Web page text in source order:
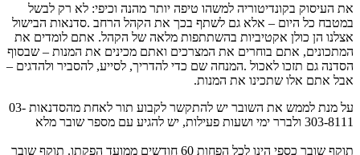
את העיסוק בקונדיטוריה למשהו טיפה יותר מהנה וכיפי: לא רק לבשל
במטבח כל היום – אלא גם לשתף בכך את הקהל הרחב .סדנאות הבישול
אצלנו הן כולן אקטיביות בהשתתפות מלאה של הקהל. אתם לומדים את
המתכונים, אתם בוחרים את המצרכים ואתם מכינים את המנות – שבסוף
הסדנה גם תזכו לאכול .המנחה שם כדי להדריך, לסייע, להסביר ולהדגים –
אבל אתם אלו שתכינו את המנות.
על מנת לממש את השובר יש להתקשר לקבוע תור לאחת מהסדנאות 03-
303-8111 ולברר ימי ושעות פעילות, יש להגיע עם מספר שובר מלא
תוקף שובר כספי הינו לכל הפחות 60 חודשים ממועד הפקתו. תוקף שובר